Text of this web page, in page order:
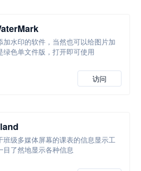
加水印的软件，当然也可以给图片加
绿色单文件版，打开即可使用
访问
班级多媒体屏幕的课表的信息显示工
目了然地显示各种信息